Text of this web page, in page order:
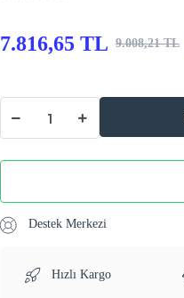
7.816,65 TL 9.008,21 TL
Destek Merkezi
Hızlı Kargo